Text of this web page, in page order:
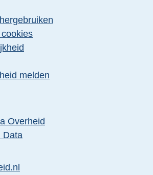
melden
Overheid
Data